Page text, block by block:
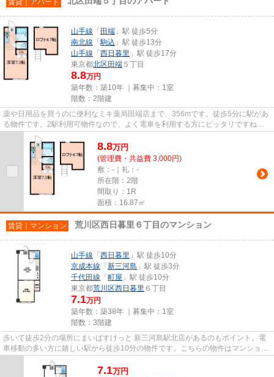
賃貸｜アパート
山手線 「 田端 」駅 徒歩5分
南北線 「駒込 」駅 徒歩13分
山手線 「 西日暮里 」駅 徒歩17分
東京都北区 田端 ５丁目
8.8万円
築年数：築10年 ｜募集中： 1室
階数：2階建
薬や日用品を買うのに便利なミキ薬局田端店まで、356mです。徒歩5分に駅があ
る物件です。2駅利用可物件なので、よく電車を利用する方にピッタリですね。
ニーズの高い、2016年築の物件...
8.8万円
(管理費・共益費 3,000円)
敷：-｜礼：-
所在階：2階
間取り：1R
面積：16.87㎡
賃貸｜マンション 荒川区西日暮里６丁目のマンション
山手線 「 西日暮里 」駅 徒歩10分
京成本線 「 新三河島 」駅 徒歩3分
千代田線 「 町屋 」駅 徒歩10分
東京都荒川区西日暮里 ６丁目
7.1万円
築年数：築38年 ｜募集中： 1室
階数：3階建
歩いて徒歩2分の場所にまいばすけっと 新三河島駅北店があるのもポイント。電
車移動の多い方に嬉しい駅から徒歩10分の物件です。こちらの物件はマンション
です。2駅利用ができるので電...
7.1万円